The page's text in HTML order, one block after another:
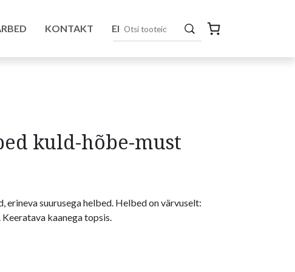
KONTAKT EN
kuld-hõbe-must
erineva suurusega helbed. Helbed on värvuselt:
kaanega topsis.